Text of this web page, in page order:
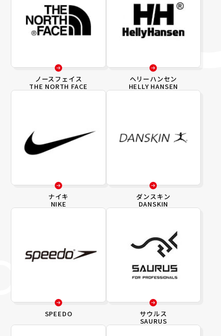
ノースフェイス
THE NORTH FACE
ヘリーハンセン
HELLY HANSEN
ナイキ
NIKE
ダンスキン
DANSKIN
SPEEDO サウルス
SAURUS